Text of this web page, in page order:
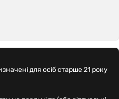
для осіб старше 21 року